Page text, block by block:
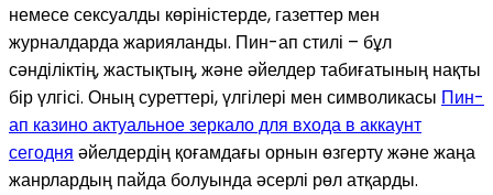
немесе сексуалды көріністерде, газеттер мен
журналдарда жарияланды. Пин-ап стилі – бұл
сәнділіктің, жастықтың, және әйелдер табиғатының нақты
бір үлгісі. Оның суреттері, үлгілері мен символикасы Пин-
ап казино актуальное зеркало для входа в аккаунт
сегодня әйелдердің қоғамдағы орнын өзгерту және жаңа
жанрлардың пайда болуында әсерлі рөл атқарды.